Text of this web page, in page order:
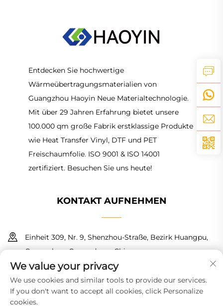
Entdecken Sie hochwertige
Wärmeübertragungsmaterialien von
Guangzhou Haoyin Neue Materialtechnologie.
Mit über 29 Jahren Erfahrung bietet unsere
100.000 qm große Fabrik erstklassige Produkte
wie Heat Transfer Vinyl, DTF und PET
Freischaumfolie. ISO 9001 & ISO 14001
zertifiziert. Besuchen Sie uns heute!
KONTAKT AUFNEHMEN
Einheit 309, Nr. 9, Shenzhou-Straße, Bezirk Huangpu,
Guangzhou, Guangdong, China
+86 18150601728
[email protected]
We value your privacy
We use cookies and similar tools to provide our services.
If you don't want to accept all cookies, click Personalize
cookies.